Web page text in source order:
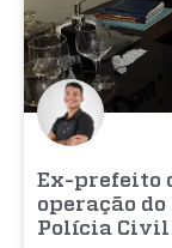
Ex-prefeito
operação
Polícia Civil